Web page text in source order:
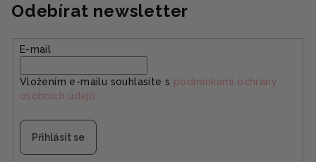
Odebírat newsletter
E-mail
Vložením e-mailu souhlasíte s podmínkami ochrany
osobních údajů
Přihlásit se